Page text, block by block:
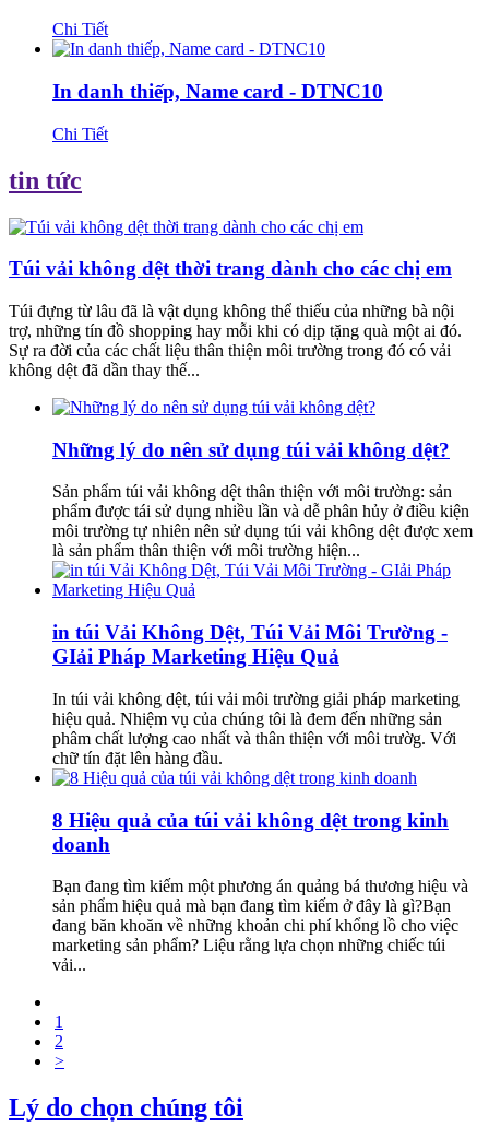
Chi Tiết
In danh thiếp, Name card - DTNC10
Chi Tiết
tin tức
Túi vải không dệt thời trang dành cho các chị em
Túi đựng từ lâu đã là vật dụng không thể thiếu của những bà nội
trợ, những tín đồ shopping hay mỗi khi có dịp tặng quà một ai đó.
Sự ra đời của các chất liệu thân thiện môi trường trong đó có vải
không dệt đã dần thay thế...
Những lý do nên sử dụng túi vải không dệt?
Sản phẩm túi vải không dệt thân thiện với môi trường: sản
phẩm được tái sử dụng nhiều lần và dễ phân hủy ở điều kiện
môi trường tự nhiên nên sử dụng túi vải không dệt được xem
là sản phẩm thân thiện với môi trường hiện...
in túi Vải Không Dệt, Túi Vải Môi Trường -
GIải Pháp Marketing Hiệu Quả
In túi vải không dệt, túi vải môi trường giải pháp marketing
hiệu quả. Nhiệm vụ của chúng tôi là đem đến những sản
phâm chất lượng cao nhất và thân thiện với môi trườg. Với
chữ tín đặt lên hàng đầu.
8 Hiệu quả của túi vải không dệt trong kinh
doanh
Bạn đang tìm kiếm một phương án quảng bá thương hiệu và
sản phẩm hiệu quả mà bạn đang tìm kiếm ở đây là gì?Bạn
đang băn khoăn về những khoản chi phí khổng lồ cho việc
marketing sản phẩm? Liệu rằng lựa chọn những chiếc túi
vải...
1
2
>
Lý do chọn chúng tôi